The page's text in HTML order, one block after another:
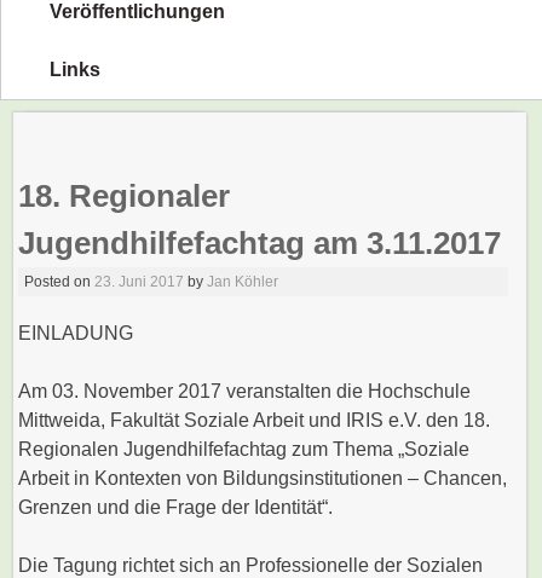
Veröffentlichungen
Links
18. Regionaler
Jugendhilfefachtag am 3.11.2017
Posted on23. Juni 2017 byJan Köhler
EINLADUNG
Am 03. November 2017 veranstalten die Hochschule
Mittweida, Fakultät Soziale Arbeit und IRIS e.V. den 18.
Regionalen Jugendhilfefachtag zum Thema „Soziale
Arbeit in Kontexten von Bildungsinstitutionen – Chancen,
Grenzen und die Frage der Identität“.
Die Tagung richtet sich an Professionelle der Sozialen